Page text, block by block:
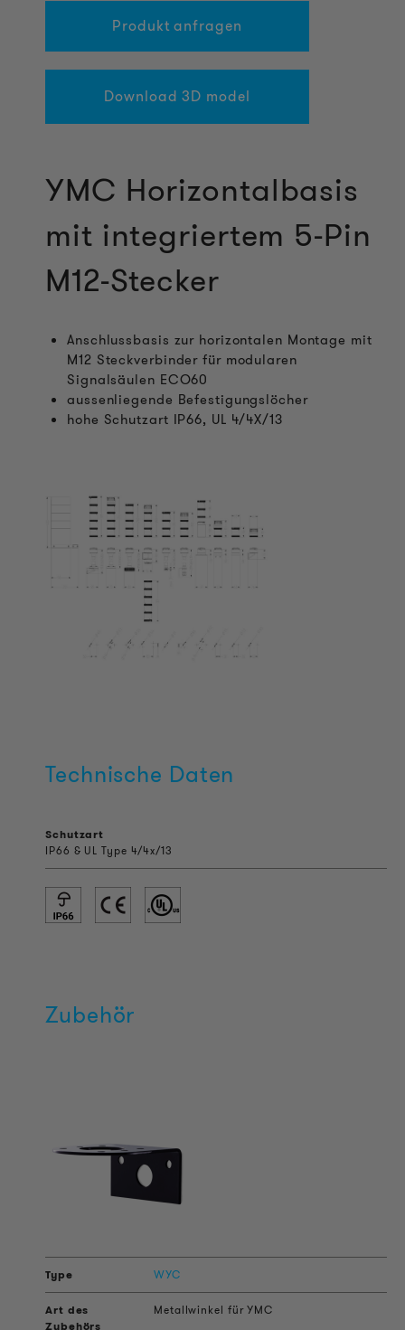
Produkt anfragen
Download 3D model
YMC Horizontalbasis
mit integriertem 5-Pin
M12-Stecker
Anschlussbasis zur horizontalen Montage mit
M12 Steckverbinder für modularen
Signalsäulen ECO60
aussenliegende Befestigungslöcher
hohe Schutzart IP66, UL 4/4X/13
Technische Daten
Schutzart
IP66 & UL Type 4/4x/13
Zubehör
WYC
Metallwinkel für YMC